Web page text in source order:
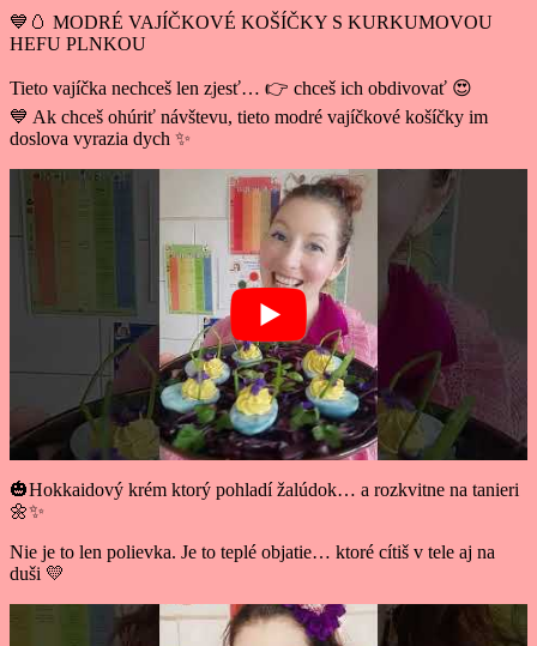
💙🥚 MODRÉ VAJÍČKOVÉ KOŠÍČKY S KURKUMOVOU
HEFU PLNKOU
Tieto vajíčka nechceš len zjesť… 👉 chceš ich obdivovať 😍
💙 Ak chceš ohúriť návštevu, tieto modré vajíčkové košíčky im
doslova vyrazia dych ✨
🎃Hokkaidový krém ktorý pohladí žalúdok… a rozkvitne na tanieri
🌼✨
Nie je to len polievka. Je to teplé objatie… ktoré cítiš v tele aj na
duši 💛